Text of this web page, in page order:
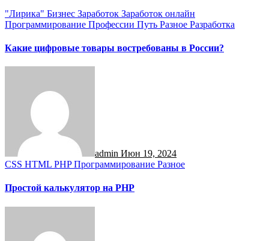
"Лирика" Бизнес Заработок Заработок онлайн
Программирование Профессии Путь Разное Разработка
Какие цифровые товары востребованы в России?
admin Июн 19, 2024
CSS HTML PHPПрограммирование Разное
Простой калькулятор на PHP